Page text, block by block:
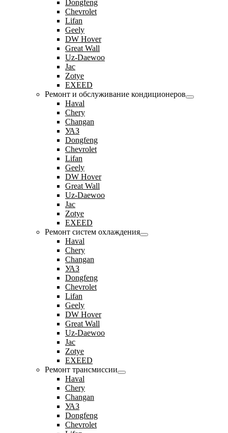
Dongfeng
Chevrolet
Lifan
Geely
DW Hover
Great Wall
Uz-Daewoo
Jac
Zotye
EXEED
Ремонт и обслуживание кондиционеров
Haval
Chery
Changan
УАЗ
Dongfeng
Chevrolet
Lifan
Geely
DW Hover
Great Wall
Uz-Daewoo
Jac
Zotye
EXEED
Ремонт систем охлаждения
Haval
Chery
Changan
УАЗ
Dongfeng
Chevrolet
Lifan
Geely
DW Hover
Great Wall
Uz-Daewoo
Jac
Zotye
EXEED
Ремонт трансмиссии
Haval
Chery
Changan
УАЗ
Dongfeng
Chevrolet